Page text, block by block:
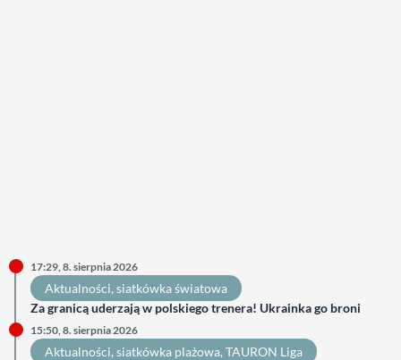
17:29, 8. sierpnia 2026
Aktualności, siatkówka światowa
Za granicą uderzają w polskiego trenera! Ukrainka go broni
15:50, 8. sierpnia 2026
Aktualności, siatkówka plażowa, TAURON Liga